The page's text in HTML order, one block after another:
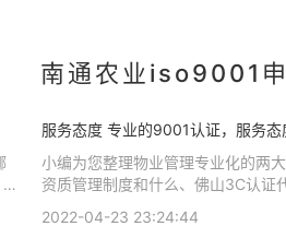
南通农业iso9001
服务态度 专业的9001认证，服务
小编为您整理物业管理专业化的两
资质管理制度和什么、佛山3C认证
认证服务中心哪家专业、菲律宾哪
2022-04-23 23:24:44